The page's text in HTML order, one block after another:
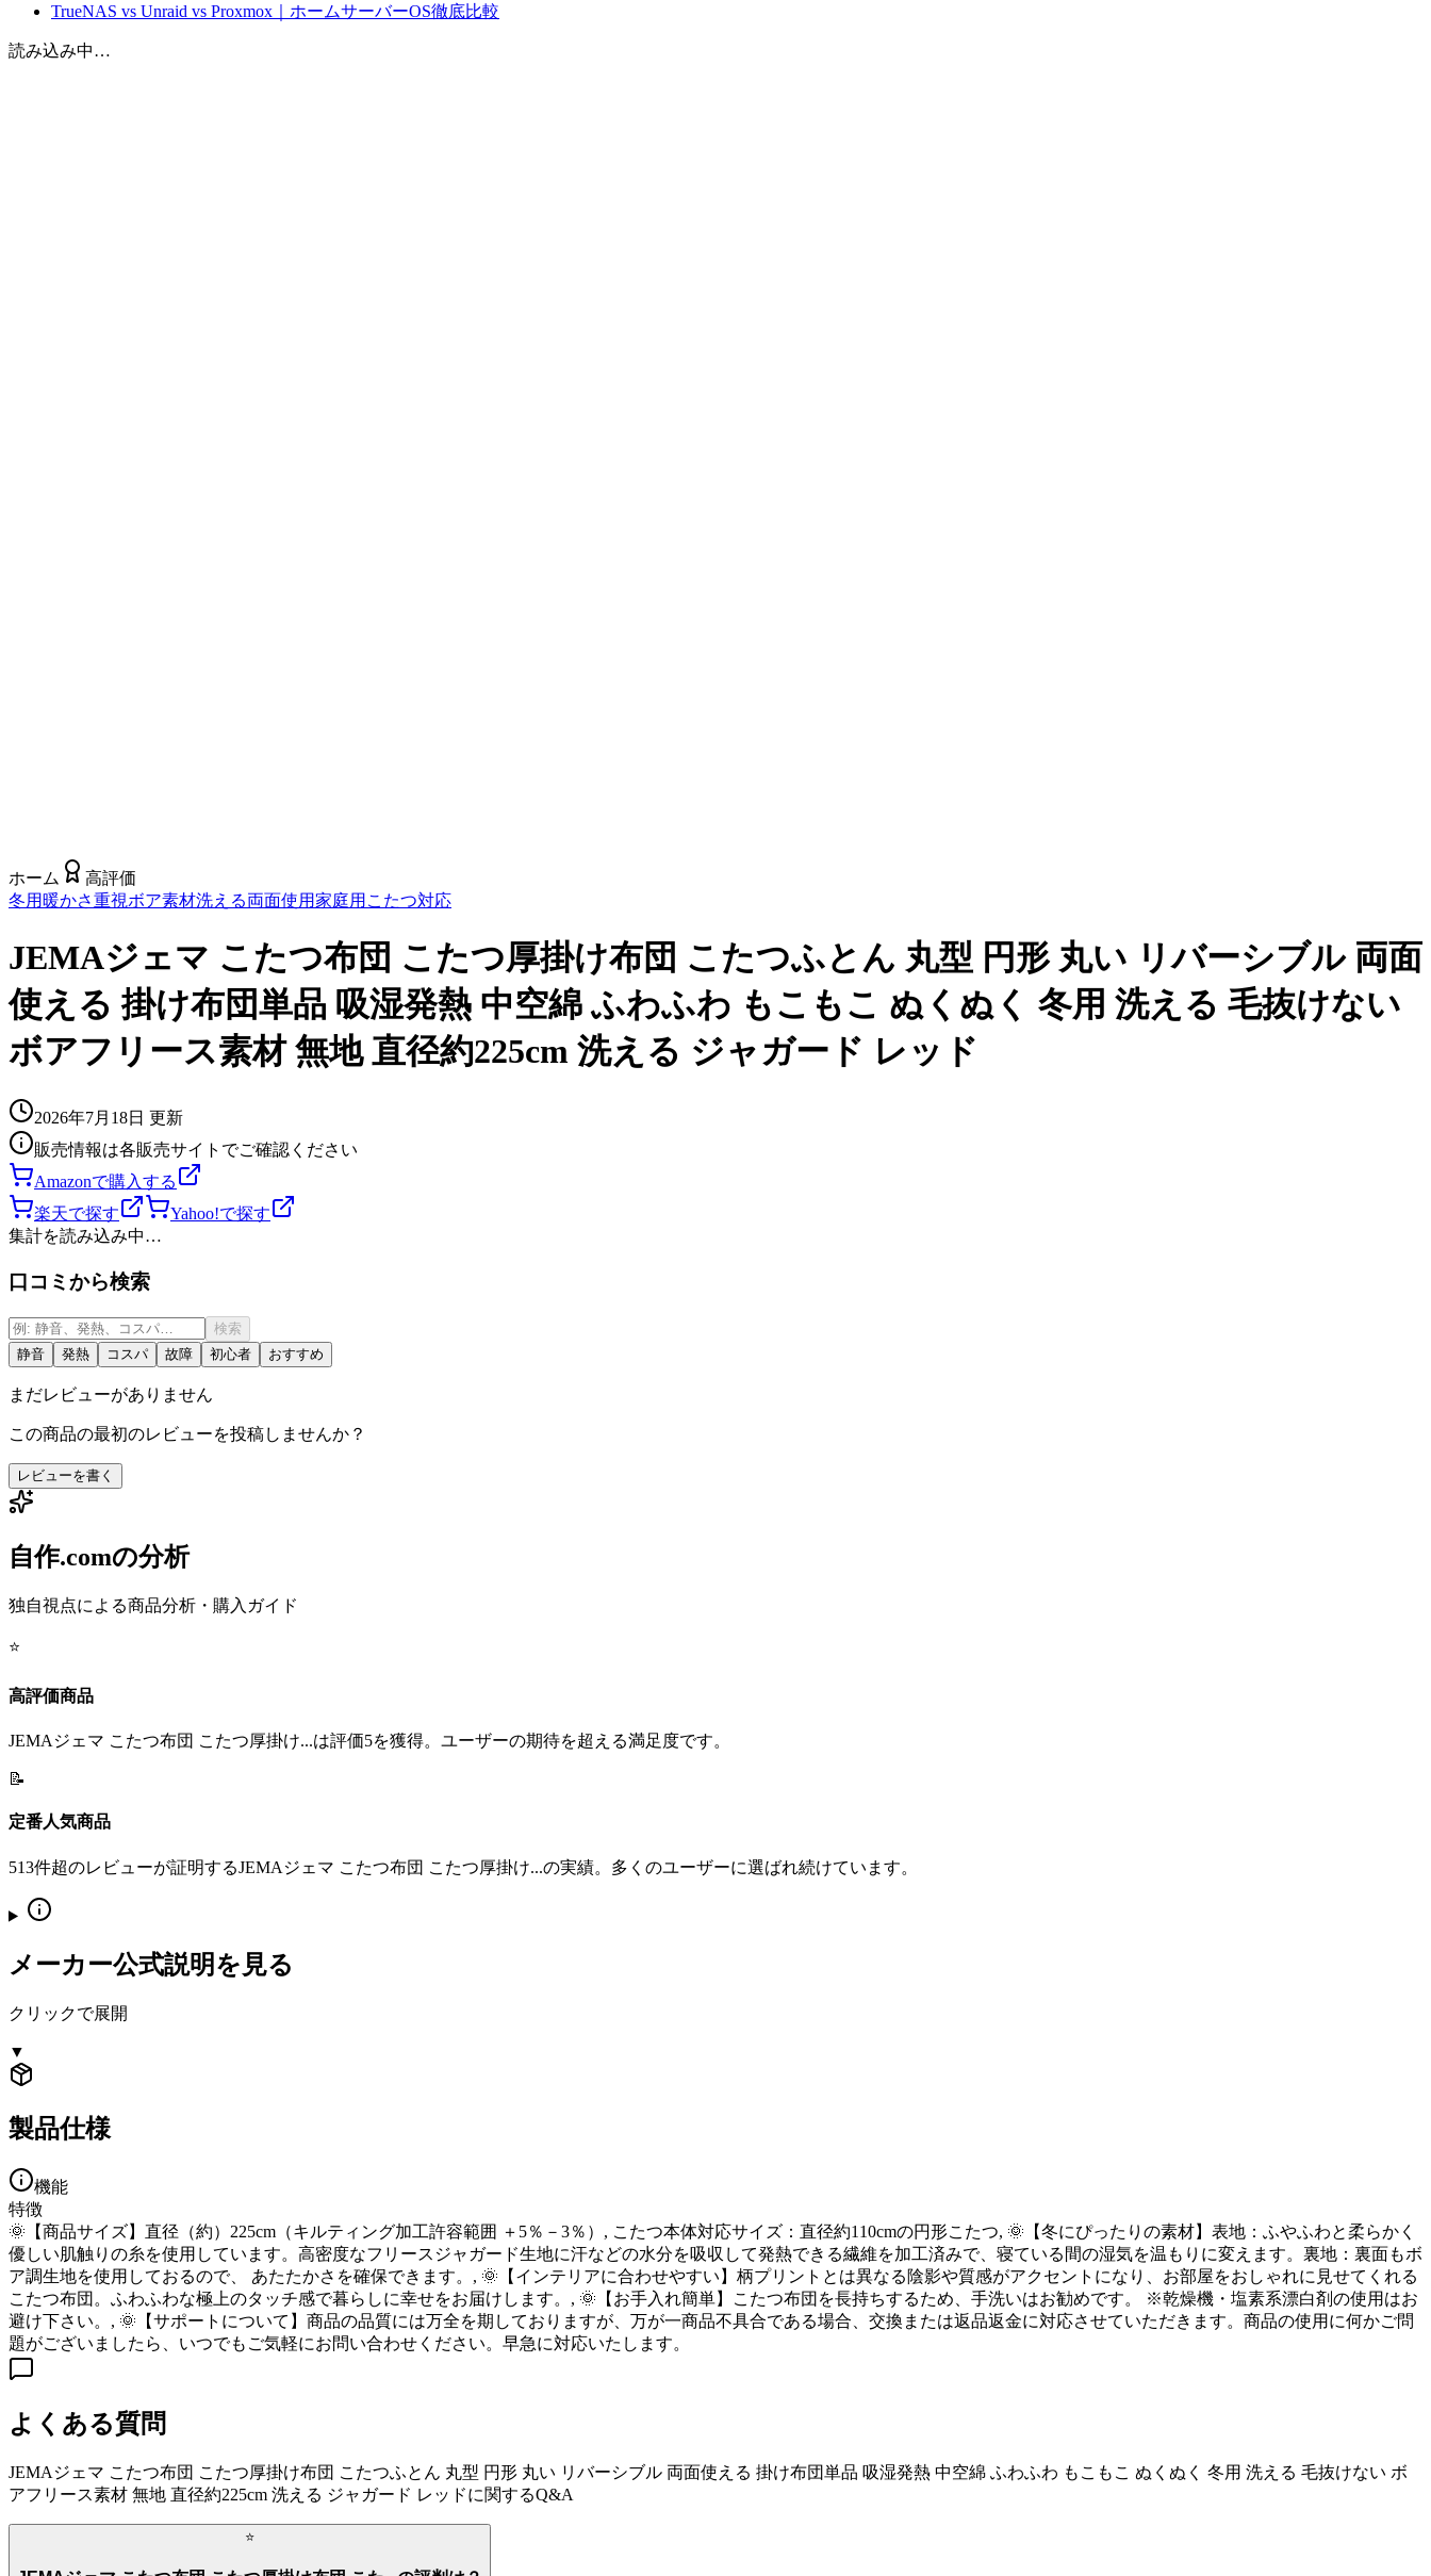
TrueNAS vs Unraid vs Proxmox｜ホームサーバーOS徹底比較
読み込み中…
ホーム
高評価
冬用 暖かさ重視ボア素材洗える両面使用家庭用 こたつ対応
JEMAジェマ こたつ布団 こたつ厚掛け布団 こたつふとん 丸型 円形 丸い リバーシブル 両面
使える 掛け布団単品 吸湿発熱 中空綿 ふわふわ もこもこ ぬくぬく 冬用 洗える 毛抜けない
ボアフリース素材 無地 直径約225cm 洗える ジャガード レッド
2026年7月18日 更新
販売情報は各販売サイトでご確認ください
Amazonで購入する
楽天で探す
Yahoo!で探す
集計を読み込み中…
口コミから検索
検索
静音
発熱 コスパ 故障 初心者 おすすめ
まだレビューがありません
この商品の最初のレビューを投稿しませんか？
レビューを書く
自作.comの分析
独自視点による商品分析・購入ガイド
⭐
高評価商品
JEMAジェマ こたつ布団 こたつ厚掛け...は評価5を獲得。ユーザーの期待を超える満足度です。
📝
定番人気商品
513件超のレビューが証明するJEMAジェマ こたつ布団 こたつ厚掛け...の実績。多くのユーザーに選ばれ続けています。
メーカー公式説明を見る
クリックで展開
▼
製品仕様
機能
特徴
🌞【商品サイズ】直径（約）225cm（キルティング加工許容範囲 ＋5％－3％）, こたつ本体対応サイズ：直径約110cmの円形こたつ, 🌞【冬にぴったりの素材】表地：ふやふわと柔らかく
優しい肌触りの糸を使用しています。高密度なフリースジャガード生地に汗などの水分を吸収して発熱できる繊維を加工済みで、寝ている間の湿気を温もりに変えます。裏地：裏面もボ
ア調生地を使用しておるので、 あたたかさを確保できます。, 🌞【インテリアに合わせやすい】柄プリントとは異なる陰影や質感がアクセントになり、お部屋をおしゃれに見せてくれる
こたつ布団。ふわふわな極上のタッチ感で暮らしに幸せをお届けします。, 🌞【お手入れ簡単】こたつ布団を長持ちするため、手洗いはお勧めです。 ※乾燥機・塩素系漂白剤の使用はお
避け下さい。, 🌞【サポートについて】商品の品質には万全を期しておりますが、万が一商品不具合である場合、交換または返品返金に対応させていただきます。商品の使用に何かご問
題がございましたら、いつでもご気軽にお問い合わせください。早急に対応いたします。
よくある質問
JEMAジェマ こたつ布団 こたつ厚掛け布団 こたつふとん 丸型 円形 丸い リバーシブル 両面使える 掛け布団単品 吸湿発熱 中空綿 ふわふわ もこもこ ぬくぬく 冬用 洗える 毛抜けない ボ
アフリース素材 無地 直径約225cm 洗える ジャガード レッドに関するQ&A
⭐